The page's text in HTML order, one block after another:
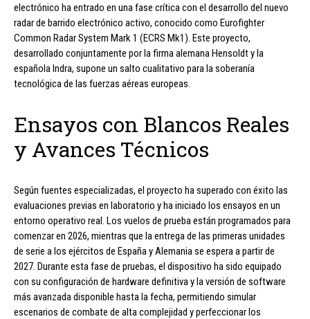
electrónico ha entrado en una fase crítica con el desarrollo del nuevo
radar de barrido electrónico activo, conocido como Eurofighter
Common Radar System Mark 1 (ECRS Mk1). Este proyecto,
desarrollado conjuntamente por la firma alemana Hensoldt y la
española Indra, supone un salto cualitativo para la soberanía
tecnológica de las fuerzas aéreas europeas.
Ensayos con Blancos Reales
y Avances Técnicos
Según fuentes especializadas, el proyecto ha superado con éxito las
evaluaciones previas en laboratorio y ha iniciado los ensayos en un
entorno operativo real. Los vuelos de prueba están programados para
comenzar en 2026, mientras que la entrega de las primeras unidades
de serie a los ejércitos de España y Alemania se espera a partir de
2027. Durante esta fase de pruebas, el dispositivo ha sido equipado
con su configuración de hardware definitiva y la versión de software
más avanzada disponible hasta la fecha, permitiendo simular
escenarios de combate de alta complejidad y perfeccionar los